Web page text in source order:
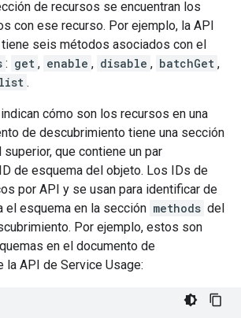
de recursos se encuentran los
con ese recurso. Por ejemplo, la API
seis métodos asociados con el
: get , enable , disable , batchGet ,
list .
cómo son los recursos en una
de descubrimiento tiene una sección
superior, que contiene un par
de esquema del objeto. Los IDs de
por API y se usan para identificar de
el esquema en la sección methods del
Por ejemplo, estos son
en el documento de
la API de Service Usage: